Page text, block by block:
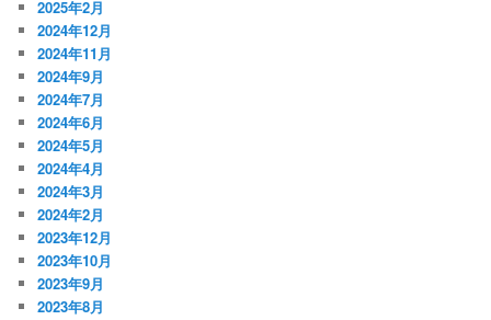
2025年2月
2024年12月
2024年11月
2024年9月
2024年7月
2024年6月
2024年5月
2024年4月
2024年3月
2024年2月
2023年12月
2023年10月
2023年9月
2023年8月